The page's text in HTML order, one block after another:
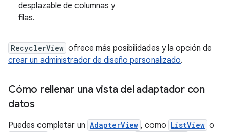
desplazable de columnas y
filas.
RecyclerView ofrece más posibilidades y la opción de
crear un administrador de diseño personalizado.
Cómo rellenar una vista del adaptador con
datos
Puedes completar un AdapterView , como ListView o